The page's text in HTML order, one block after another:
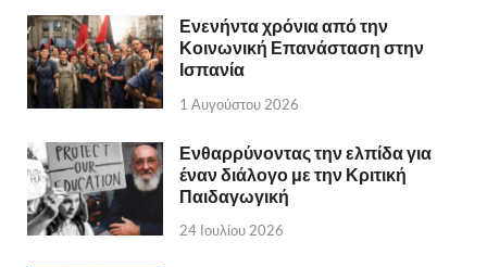
Ενενήντα χρόνια από την
Κοινωνική Επανάσταση στην
Ισπανία
1 Αυγούστου 2026
Ενθαρρύνοντας την ελπίδα για
έναν διάλογο με την Κριτική
Παιδαγωγική
24 Ιουλίου 2026